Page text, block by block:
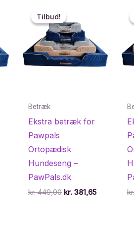
Tilbud!
Tilbud!
Betræk
Ekstra betræk for
Pawpals
Ortopædisk
Hundeseng –
PawPals.dk
kr.449,00 Den
kr.381,65Den
kr.